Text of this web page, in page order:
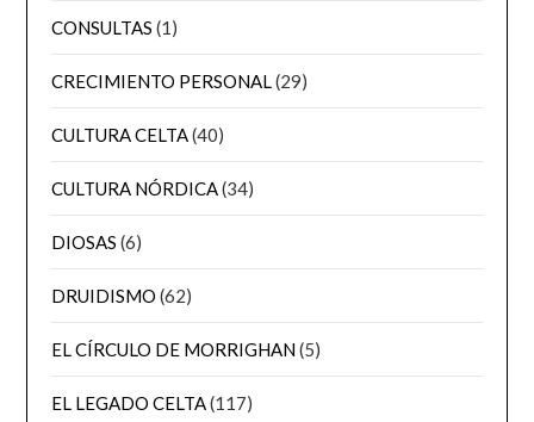
CONSULTAS (1)
CRECIMIENTO PERSONAL(29)
CULTURA CELTA(40)
CULTURA NÓRDICA(34)
DIOSAS (6)
DRUIDISMO (62)
EL CÍRCULO DE MORRIGHAN(5)
EL LEGADO CELTA(117)